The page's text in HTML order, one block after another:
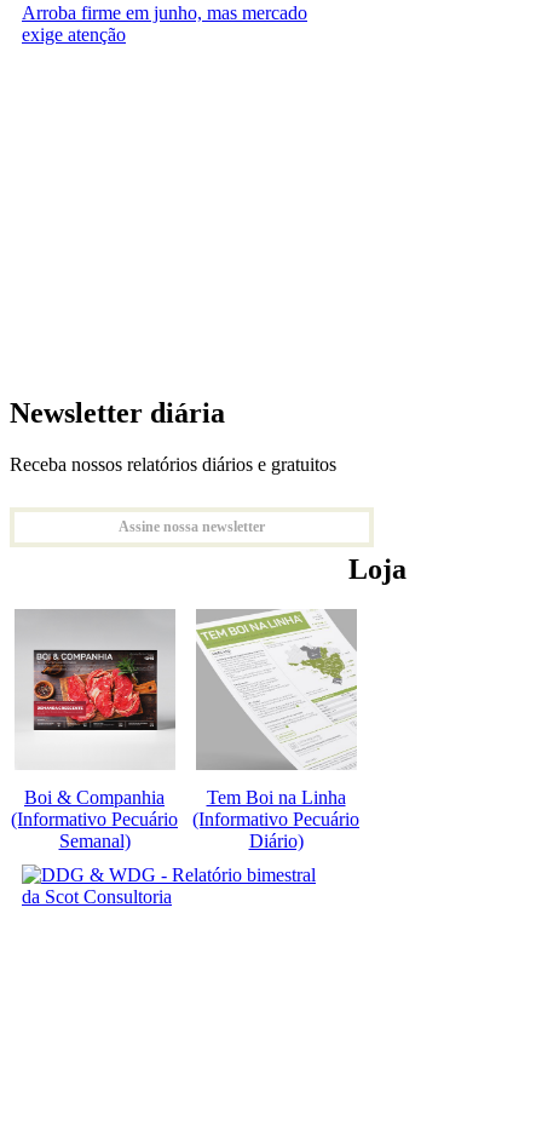
Arroba firme em junho, mas mercado
exige atenção
Newsletter diária
Receba nossos relatórios diários e gratuitos
Assine nossa newsletter
Loja
Boi & Companhia
(Informativo Pecuário
Semanal)
Tem Boi na Linha
(Informativo Pecuário
Diário)